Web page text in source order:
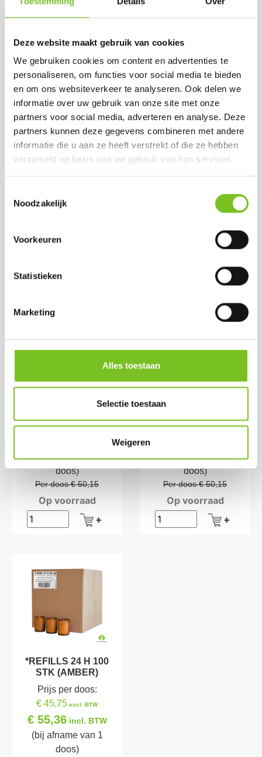
Deze website maakt gebruik van cookies
We gebruiken cookies om content en advertenties te
personaliseren, om functies voor social media te bieden
en om ons websiteverkeer te analyseren. Ook delen we
informatie over uw gebruik van onze site met onze
partners voor social media, adverteren en analyse. Deze
partners kunnen deze gegevens combineren met andere
informatie die u aan ze heeft verstrekt of die ze hebben
verzameld op basis van uw gebruik van hun services.
Noodzakelijk
Voorkeuren
Statistieken
Marketing
Alles toestaan
Selectie toestaan
Weigeren
LOW BOYS (WIT)
Prijs per doos:
€ 19,06
€ 23,06
(bij afname van 1
Op voorraad
*REFILLS 24 H 100
STK (PAARS)
Prijs per doos:
€ 45,75 excl. BTW
€ 55,36 incl. BTW
(bij afname van 1
Per doos € 50,15
*REFILLS 24 H 100
€ 45,75excl. BTW
(bij afname van 1
doos)
Per doos € 50,15
Op voorraad
*REFILLS 24 H 100
€ 45,75excl. BTW
(bij afname van 1
doos)
Per doos € 50,15
Op voorraad
*REFILLS 24 H 100
STK (AMBER)
Prijs per doos:
€ 45,75 excl. BTW
€ 55,36incl. BTW
(bij afname van 1
doos)